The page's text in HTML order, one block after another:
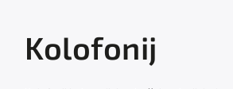
Kolofonij